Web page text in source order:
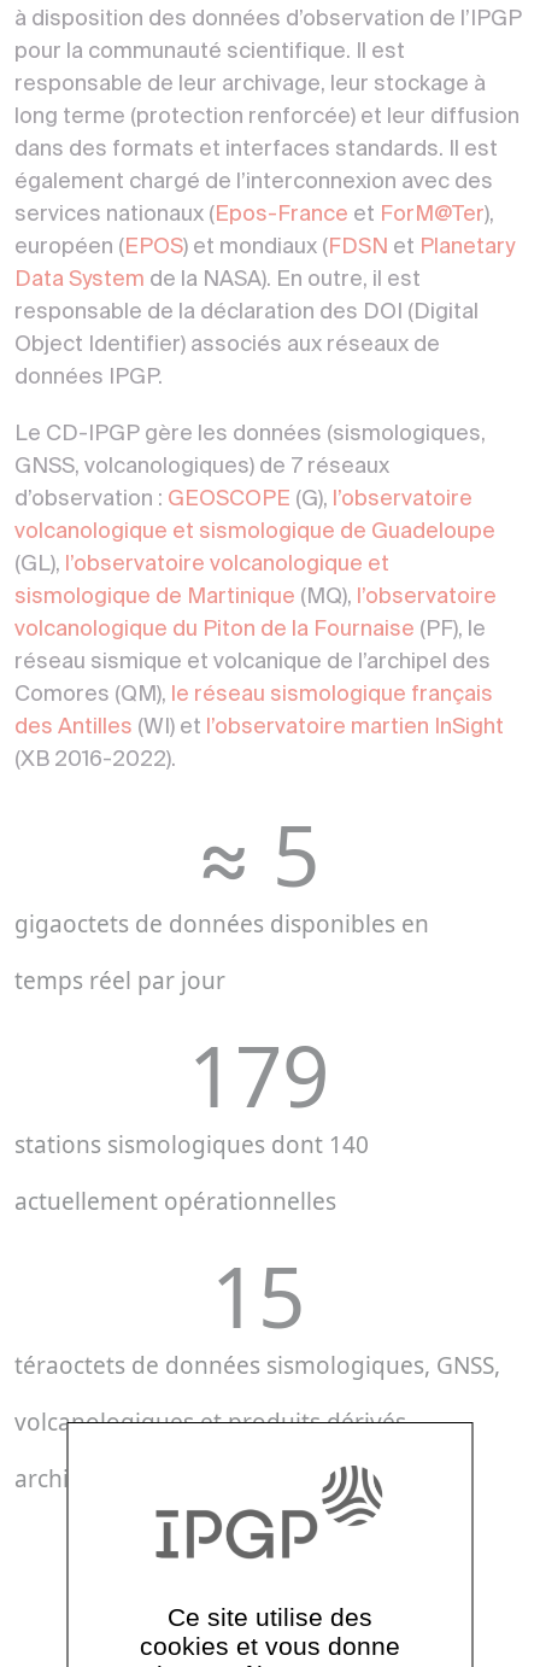
à disposition des données d’observation de l’IPGP
pour la communauté scientifique. Il est
responsable de leur archivage, leur stockage à
long terme (protection renforcée) et leur diffusion
dans des formats et interfaces standards. Il est
également chargé de l’interconnexion avec des
services nationaux ( Epos-France et ForM@Ter),
européen ( EPOS) et mondiaux ( FDSN et Planetary
Data System de la NASA). En outre, il est
responsable de la déclaration des DOI (Digital
Object Identifier) associés aux réseaux de
données IPGP.
Le CD-IPGP gère les données (sismologiques,
GNSS, volcanologiques) de 7 réseaux
d’observation : GEOSCOPE (G), l’observatoire
volcanologique et sismologique de Guadeloupe
(GL), l’observatoire volcanologique et
sismologique de Martinique (MQ), l’observatoire
volcanologique du Piton de la Fournaise (PF), le
réseau sismique et volcanique de l’archipel des
Comores (QM), le réseau sismologique français
des Antilles (WI) et l’observatoire martien InSight
(XB 2016-2022).
gigaoctets de données disponibles en
temps réel par jour
≈ 5
stations sismologiques dont 140
actuellement opérationnelles
179
téraoctets de données sismologiques, GNSS,
volcanologiques et produits dérivés
archivés
15
stations GNSS
71
Ce site utilise des
cookies et vous donne